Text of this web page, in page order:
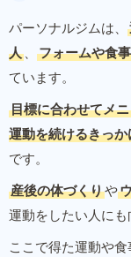
パーソナルジムは、
人 、 フォームや食
ています。
目標に合わせてメ
運動を続けるきっ
です。
産後の体づくりや
運動をしたい人にも
ここで得た運動や